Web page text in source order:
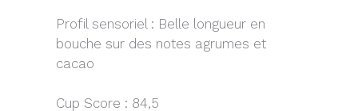
Profil sensoriel : Belle longueur en
bouche sur des notes agrumes et
cacao
Cup Score : 84,5